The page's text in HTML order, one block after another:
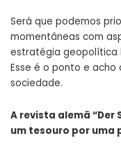
Será que podemos
momentâneas com
estratégia geopolítica
Esse é o ponto e
sociedade.
A revista alemã “Der
um tesouro por uma